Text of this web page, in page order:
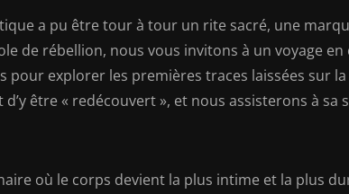
a pu être tour à tour un rite sacré, une
de rébellion, nous vous invitons à un voyage en
pour explorer les premières traces laissées sur
être « redécouvert », et nous assisterons à sa
où le corps devient la plus intime et la plus